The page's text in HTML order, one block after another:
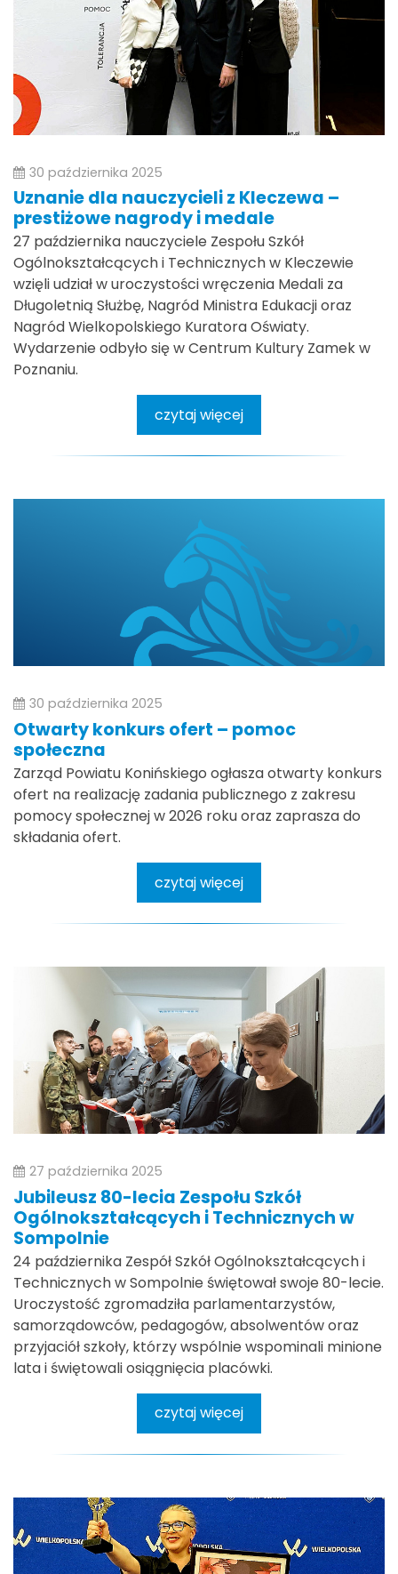
30 października 2025
Uznanie dla nauczycieli z Kleczewa –
prestiżowe nagrody i medale
27 października nauczyciele Zespołu Szkół
Ogólnokształcących i Technicznych w Kleczewie
wzięli udział w uroczystości wręczenia Medali za
Długoletnią Służbę, Nagród Ministra Edukacji oraz
Nagród Wielkopolskiego Kuratora Oświaty.
Wydarzenie odbyło się w Centrum Kultury Zamek w
Poznaniu.
czytaj więcej
30 października 2025
Otwarty konkurs ofert – pomoc
społeczna
Zarząd Powiatu Konińskiego ogłasza otwarty konkurs
ofert na realizację zadania publicznego z zakresu
pomocy społecznej w 2026 roku oraz zaprasza do
składania ofert.
czytaj więcej
27 października 2025
Jubileusz 80-lecia Zespołu Szkół
Ogólnokształcących i Technicznych w
Sompolnie
24 października Zespół Szkół Ogólnokształcących i
Technicznych w Sompolnie świętował swoje 80-lecie.
Uroczystość zgromadziła parlamentarzystów,
samorządowców, pedagogów, absolwentów oraz
przyjaciół szkoły, którzy wspólnie wspominali minione
lata i świętowali osiągnięcia placówki.
czytaj więcej